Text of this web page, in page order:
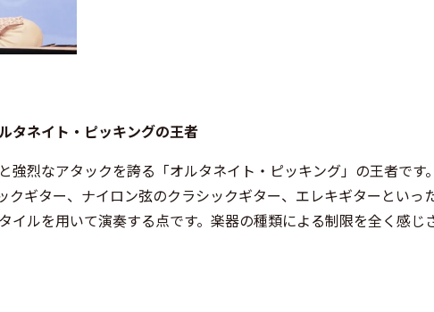
タネイト・ピッキングの王者
強烈なアタックを誇る「オルタネイト・ピッキング」の王者です
クギター、ナイロン弦のクラシックギター、エレキギターといっ
イルを用いて演奏する点です。楽器の種類による制限を全く感じ